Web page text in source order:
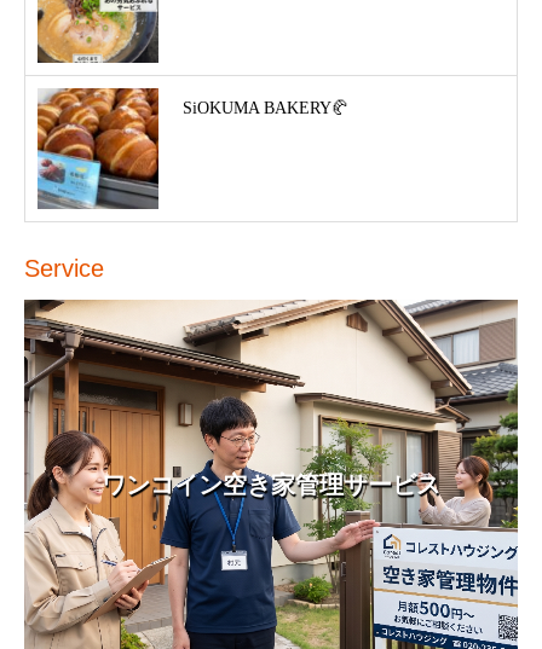
SiOKUMA BAKERY🥐
Service
ワンコイン空き家管理サービス